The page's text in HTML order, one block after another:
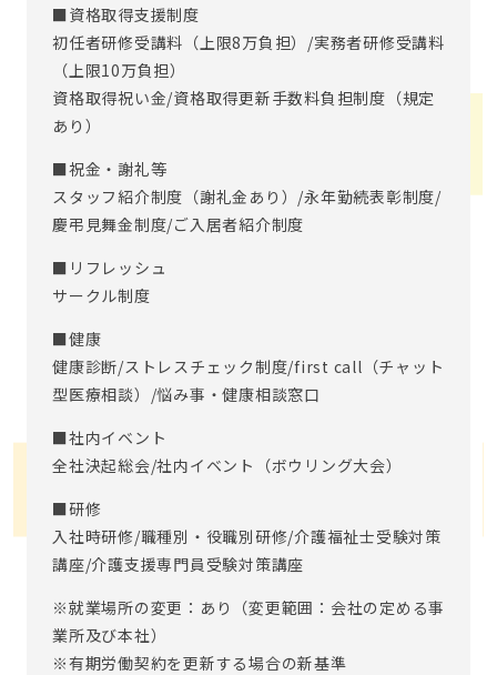
■資格取得支援制度
初任者研修受講料（上限8万負担）/実務者研修受講料
（上限10万負担）
資格取得祝い金/資格取得更新手数料負担制度（規定
あり）
■祝金・謝礼等
スタッフ紹介制度（謝礼金あり）/永年勤続表彰制度/
慶弔見舞金制度/ご入居者紹介制度
■リフレッシュ
サークル制度
■健康
健康診断/ストレスチェック制度/first call（チャット
型医療相談）/悩み事・健康相談窓口
■社内イベント
全社決起総会/社内イベント（ボウリング大会）
■研修
入社時研修/職種別・役職別研修/介護福祉士受験対策
講座/介護支援専門員受験対策講座
※就業場所の変更：あり（変更範囲：会社の定める事
業所及び本社）
※有期労働契約を更新する場合の新基準